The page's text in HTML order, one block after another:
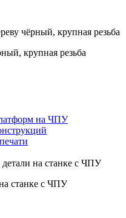
крупная резьба
на ЧПУ
станке с ЧПУ